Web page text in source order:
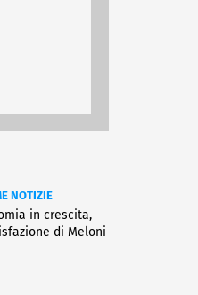
NOTIZIE
in crescita,
di Meloni